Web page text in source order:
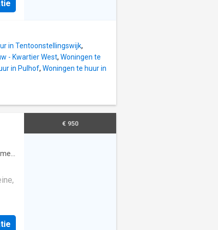
-
in Tentoonstellingswijk,
- Kwartier West, Woningen te
in Pulhof, Woningen te huur in
€ 950